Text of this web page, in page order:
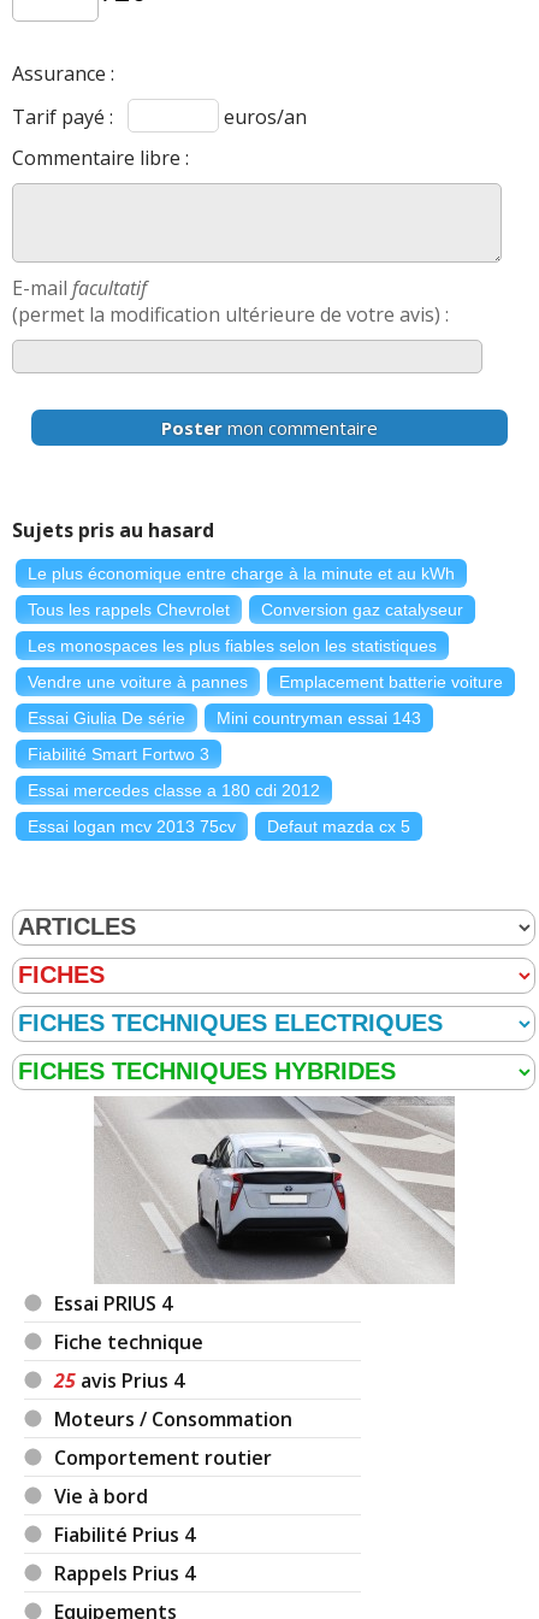
Assurance :
Tarif payé :
euros/an
Commentaire libre :
E-mail facultatif
(permet la modification ultérieure de votre avis) :
Poster mon commentaire
Sujets pris au hasard
Le plus économique entre charge à la minute et au kWh
Tous les rappels Chevrolet
Conversion gaz catalyseur
Les monospaces les plus fiables selon les statistiques
Vendre une voiture à pannes
Emplacement batterie voiture
Essai Giulia De série
Mini countryman essai 143
Fiabilité Smart Fortwo 3
Essai mercedes classe a 180 cdi 2012
Essai logan mcv 2013 75cv
Defaut mazda cx 5
Essai PRIUS 4
Fiche technique
25 avis Prius 4
Moteurs / Consommation
Comportement routier
Vie à bord
Fiabilité Prius 4
Rappels Prius 4
Equipements